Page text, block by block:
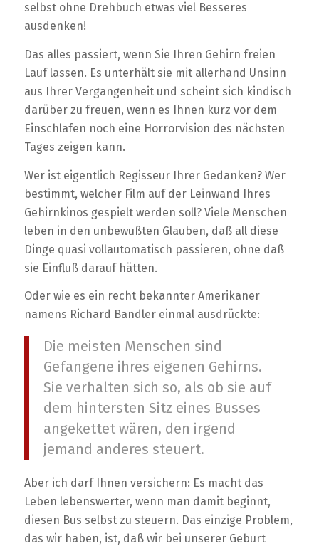
selbst ohne Drehbuch etwas viel Besseres
ausdenken!
Das alles passiert, wenn Sie Ihren Gehirn freien
Lauf lassen. Es unterhält sie mit allerhand Unsinn
aus Ihrer Vergangenheit und scheint sich kindisch
darüber zu freuen, wenn es Ihnen kurz vor dem
Einschlafen noch eine Horrorvision des nächsten
Tages zeigen kann.
Wer ist eigentlich Regisseur Ihrer Gedanken? Wer
bestimmt, welcher Film auf der Leinwand Ihres
Gehirnkinos gespielt werden soll? Viele Menschen
leben in den unbewußten Glauben, daß all diese
Dinge quasi vollautomatisch passieren, ohne daß
sie Einfluß darauf hätten.
Oder wie es ein recht bekannter Amerikaner
namens Richard Bandler einmal ausdrückte:
Die meisten Menschen sind
Gefangene ihres eigenen Gehirns.
Sie verhalten sich so, als ob sie auf
dem hintersten Sitz eines Busses
angekettet wären, den irgend
jemand anderes steuert.
Aber ich darf Ihnen versichern: Es macht das
Leben lebenswerter, wenn man damit beginnt,
diesen Bus selbst zu steuern. Das einzige Problem,
das wir haben, ist, daß wir bei unserer Geburt